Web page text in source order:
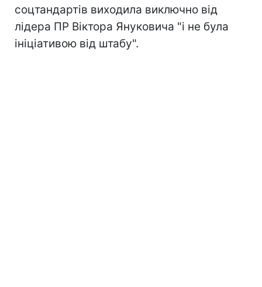
соцтандартів виходила виключно від
лідера ПР Віктора Януковича "і не була
ініціативою від штабу".